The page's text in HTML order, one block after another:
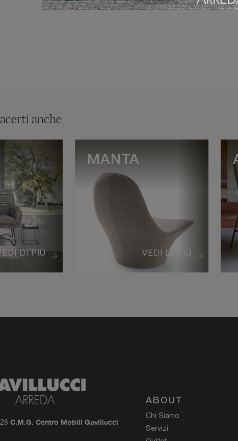
anche
DI PIÙ VEDI DI PIÙ
MANTA
C.M.G. Centro Mobili Gavillucci
ABOUT
Chi Siamo
Servizi